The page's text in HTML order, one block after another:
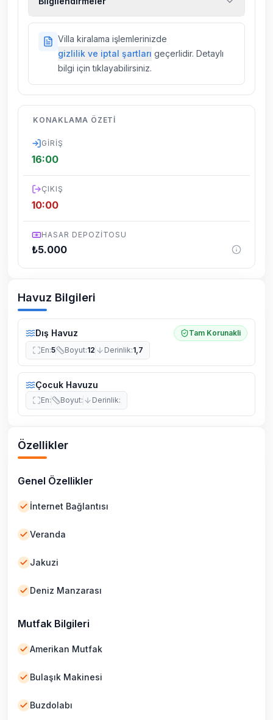
sigortaları fiyatlara dahil değildir.
villalarımızda düzenli olarak ilaçlama
yapılmaktadır. Buna rağmen çevrede
kelebek, böcek, sinek vs. bulunma ihtimali
dönemsel olarak altyapı çalışmaları
yapılabilmektedir. Bu çalışma nedeniyle yol
Villa kiralama işlemlerinizde
gizlilik ve iptal şartları geçerlidir. Detaylı
bilgi için tıklayabilirsiniz.
KONAKLAMA ÖZETI
GIRIŞ
16:00
ÇIKIŞ
10:00
HASAR DEPOZITOSU
₺5.000
Havuz Bilgileri
Dış Havuz
Tam Korunakli
En:5 Boyut:12 Derinlik:1,7
Çocuk Havuzu
En: Boyut: Derinlik:
Özellikler
Genel Özellikler
İnternet Bağlantısı
Veranda
Jakuzi
Deniz Manzarası
Mutfak Bilgileri
Amerikan Mutfak
Bulaşık Makinesi
Buzdolabı